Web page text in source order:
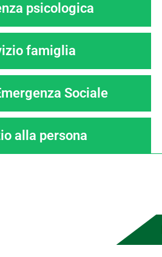
psicologica
famiglia
Sociale
alla persona